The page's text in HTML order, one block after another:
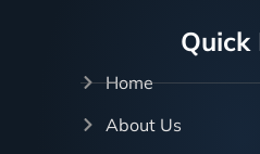
Quick
Home
About Us